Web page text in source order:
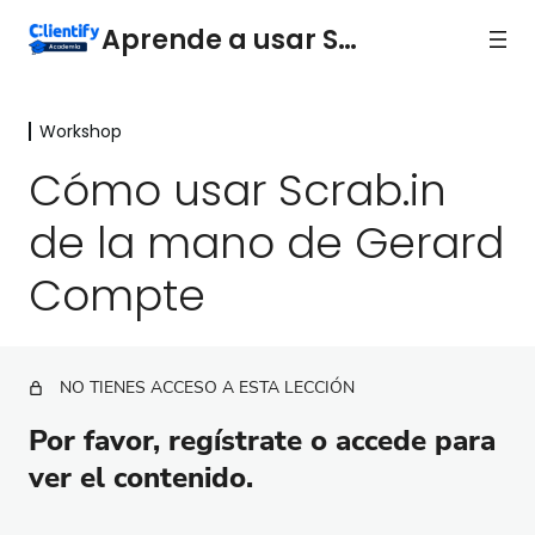
Aprende a usar Scrab.in
Módulo
6 lecciones
Workshop
Cómo usar Scrab.in de la mano de Gerard
Workshop
Cómo usar Scrab.in
de la mano de Gerard
Compte
NO TIENES ACCESO A ESTA LECCIÓN
Por favor, regístrate o accede para
ver el contenido.